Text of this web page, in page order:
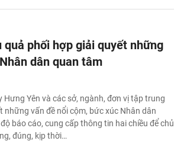
quả phối hợp giải quyết những
dân quan tâm
Hưng Yên và các sở, ngành, đơn vị tập trung
những vấn đề nổi cộm, bức xúc Nhân dân
báo cáo, cung cấp thông tin hai chiều để chủ
đúng, kịp thời…